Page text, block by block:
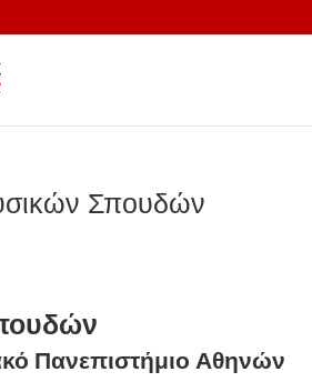
Σπουδών
Πανεπιστήμιο Αθηνών